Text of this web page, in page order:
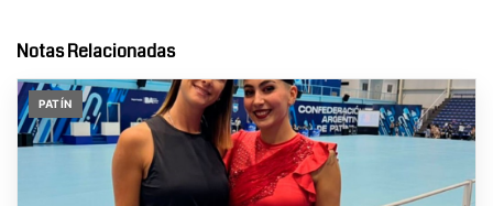
Notas Relacionadas
PATÍN